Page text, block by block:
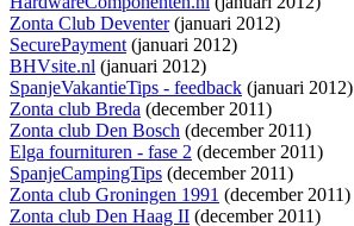
Zonta Club Deventer(januari 2012)
SecurePayment(januari 2012)
BHVsite.nl (januari 2012)
SpanjeVakantieTips - feedback (januari 2012)
Zonta club Breda (december 2011)
Zonta club Den Bosch (december 2011)
Elga fournituren - fase 2 (december 2011)
SpanjeCampingTips (december 2011)
Zonta club Groningen 1991 (december 2011)
Zonta club Den Haag II (december 2011)